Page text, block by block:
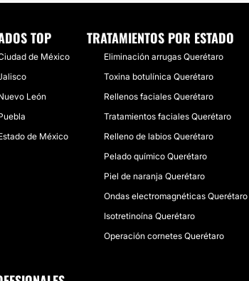
TOP
de México
León
de México
TRATAMIENTOS POR ESTADO
Eliminación arrugas Querétaro
Toxina botulínica Querétaro
Rellenos faciales Querétaro
Tratamientos faciales Querétaro
Relleno de labios Querétaro
Pelado químico Querétaro
Piel de naranja Querétaro
Ondas electromagnéticas Querétaro
Isotretinoína Querétaro
Operación cornetes Querétaro